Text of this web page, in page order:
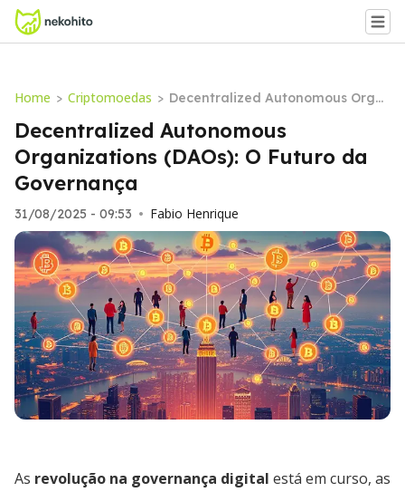
Home > Criptomoedas > Decentralized Autonomous Orga
ernança
Decentralized Autonomous
Organizations (DAOs): O Futuro da
Governança
31/08/2025 - 09:53 • Fabio Henrique
As revolução na governança digital está em curso, as